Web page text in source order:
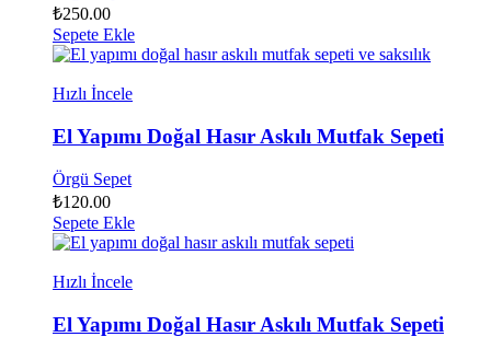
₺250.00
Sepete Ekle
Hızlı İncele
El Yapımı Doğal Hasır Askılı Mutfak Sepeti
Örgü Sepet
₺120.00
Sepete Ekle
Hızlı İncele
El Yapımı Doğal Hasır Askılı Mutfak Sepeti